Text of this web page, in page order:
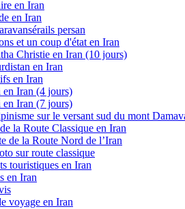
en Iran
en Iran
persan
et un coup d'état en Iran
Christie en Iran (10 jours)
en Iran
en Iran
en Iran (4 jours)
en Iran (7 jours)
sur le versant sud du mont
la Route Classique en Iran
de la Route Nord de l’Iran
sur route classique
touristiques en Iran
en Iran
voyage en Iran